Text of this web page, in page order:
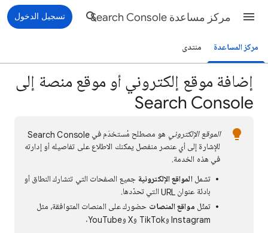
مركز مساعدة Search Console تسجيل الدخول
مركز المساعدة منتدى
إضافة موقع إلكتروني أو موقع منصة إلى
Search Console
الموقع الإلكتروني
هو مصطلح مُستخدَم في Search Console
للإشارة إلى أي عنصر منفصل يمكنك الاطلاع على تفاصيله أو إدارته
في هذه الخدمة.
تشملالمواقع الإلكترونية جميع الصفحات التي تتشارك النطاق أو
بادئة عنوان URL التي تحدّدها.
تمثّل مواقع المنصات حضورك على المنصات المتوافقة، مثل
Instagram وTikTok وX وYouTube.